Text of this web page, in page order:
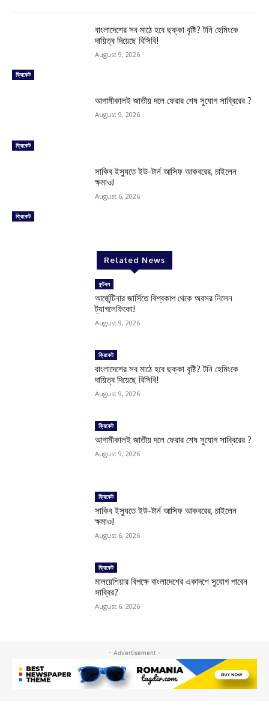
ক্রিকেট
বাংলাদেশের সব মাঠে হবে ছক্কা বৃষ্টি? টনি হেমিংকে
দায়িত্ব দিয়েছে বিসিবি!
August 9, 2026
ক্রিকেট
আগামীকালই জাতীয় দলে ফেরার শেষ সুযোগ সাব্বিরের ?
August 9, 2026
ক্রিকেট
সাকিব ইস্যুতে ইউ-টার্ন আসিফ আকবরের, চাইলেন
ক্ষমাও!
August 6, 2026
Related News
ফুটবল
আর্জেন্টিনার জার্সিতে বিশ্বকাপ থেকে অবসর নিলেন
ট্যাগলেফিকো!
August 9, 2026
ক্রিকেট
বাংলাদেশের সব মাঠে হবে ছক্কা বৃষ্টি? টনি হেমিংকে
দায়িত্ব দিয়েছে বিসিবি!
August 9, 2026
ক্রিকেট
আগামীকালই জাতীয় দলে ফেরার শেষ সুযোগ সাব্বিরের ?
August 9, 2026
ক্রিকেট
সাকিব ইস্যুতে ইউ-টার্ন আসিফ আকবরের, চাইলেন
ক্ষমাও!
August 6, 2026
ক্রিকেট
মালয়েশিয়ার বিপক্ষে বাংলাদেশের একাদশে সুযোগ পাবেন
সাব্বির?
August 6, 2026
- Advertisement -